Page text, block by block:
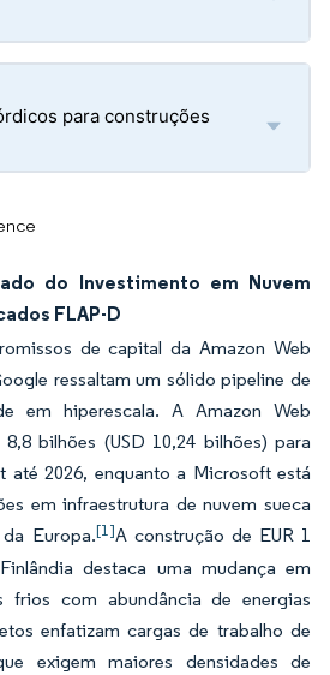
para construções
do Investimento em Nuvem
FLAP-D
de capital da Amazon Web
ressaltam um sólido pipeline de
em hiperescala. A Amazon Web
bilhões (USD 10,24 bilhões) para
até 2026, enquanto a Microsoft está
em infraestrutura de nuvem sueca
Europa.[1]A construção de EUR 1
destaca uma mudança em
frios com abundância de energias
enfatizam cargas de trabalho de
exigem maiores densidades de